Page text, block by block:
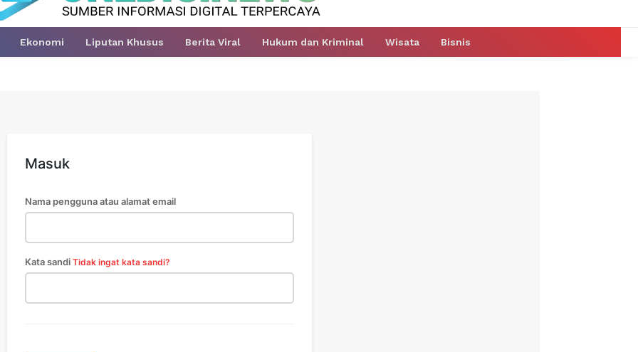
PRO
Company
Ekonomi Liputan Khusus Berita Viral Hukum dan Kriminal Wisata Bisnis
Masuk
Nama pengguna atau alamat email
Kata sandiTidak ingat kata sandi?